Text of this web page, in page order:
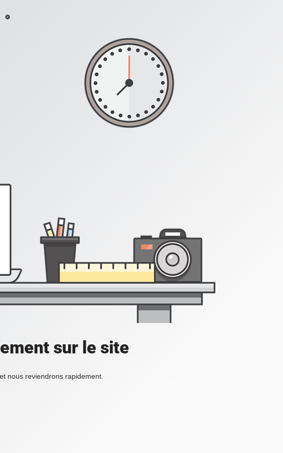
sur le site
nous reviendrons rapidement.